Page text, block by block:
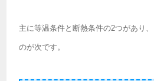
主に等温条件と断熱条件の2つがあり
のが次です。